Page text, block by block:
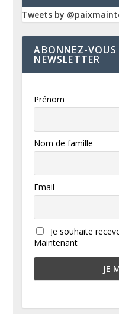
Tweets by
ABONNEZ-
NEWSLETTER
Prénom
Nom de famille
Email
Je souhaite
Maintenant